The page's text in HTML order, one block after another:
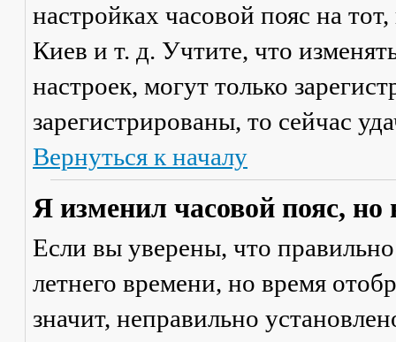
настройках часовой пояс на
Киев и т. д. Учтите, что
настроек, могут только
зарегистрированы, то сейчас
Вернуться к началу
Я изменил часовой пояс,
Если вы уверены, что
летнего времени, но время
значит, неправильно